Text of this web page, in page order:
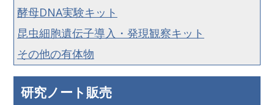
酵母DNA実験キット
昆虫細胞遺伝子導入・発現観察キット
その他の有体物
研究ノート販売